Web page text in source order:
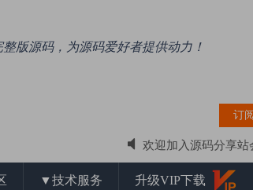
整版源码，为源码爱好者提供动力！
订
欢迎加入源码分享站
、PHP、NET各类网站源码、时时彩源码、彩
源码精选、站长亲测
▼技术服务 升级VIP下载